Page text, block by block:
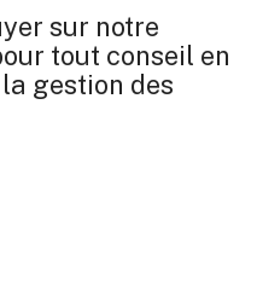
sur notre
tout conseil en
gestion des